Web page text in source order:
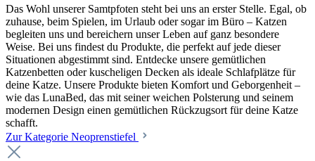
Das Wohl unserer Samtpfoten steht bei uns an erster Stelle. Egal, ob
zuhause, beim Spielen, im Urlaub oder sogar im Büro – Katzen
begleiten uns und bereichern unser Leben auf ganz besondere
Weise. Bei uns findest du Produkte, die perfekt auf jede dieser
Situationen abgestimmt sind. Entdecke unsere gemütlichen
Katzenbetten oder kuscheligen Decken als ideale Schlafplätze für
deine Katze. Unsere Produkte bieten Komfort und Geborgenheit –
wie das LunaBed, das mit seiner weichen Polsterung und seinem
modernen Design einen gemütlichen Rückzugsort für deine Katze
schafft.
Zur Kategorie Neoprenstiefel